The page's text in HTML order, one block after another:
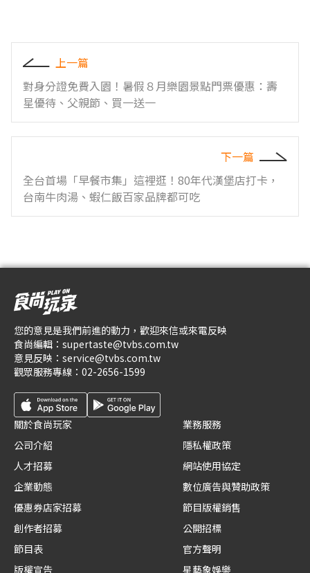
上一篇
對身分證免費入園！暑假８月樂園景點門票優惠：壽
星優待、父親節、買一送一
下一篇
全台首場「早餐市集」這裡逛！80年代漢堡店打卡，
台南牛肉湯、蝦仁飯百家品牌都可吃
您的意見是我們前進的動力，歡迎來信或來電反映
食尚編輯： supertaste@tvbs.com.tw
意見反映： service@tvbs.com.tw
觀眾服務專線： 02-2656-1599
關於食尚玩家
公司介紹
人才招募
企業動態
優惠券店家招募
創作者招募
節目表
版權宣告
業務服務
隱私權政策
網站使用協定
數位廣告與贊助政策
節目版權銷售
公開招標
官方聲明
星藝象娛樂